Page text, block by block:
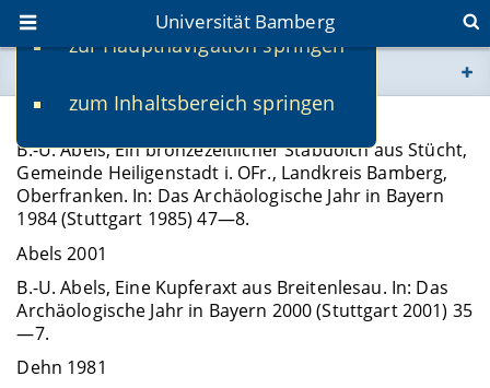
zur Hauptnavigation springen
zum Inhaltsbereich springen
Universität Bamberg
www.uni-bamberg.de
univis.uni-bamberg.de
fis.uni-bamberg.de
Abels 1985
B.-U. Abels, Ein bronzezeitlicher Stabdolch aus Stücht,
Gemeinde Heiligenstadt i. OFr., Landkreis Bamberg,
Oberfranken. In: Das Archäologische Jahr in Bayern
1984 (Stuttgart 1985) 47—8.
Abels 2001
B.-U. Abels, Eine Kupferaxt aus Breitenlesau. In: Das
Archäologische Jahr in Bayern 2000 (Stuttgart 2001) 35
—7.
Dehn 1981